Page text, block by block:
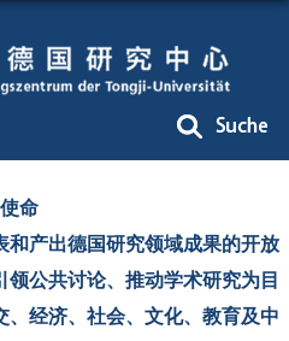
使命
和产出德国研究领域成果的开放
公共讨论、推动学术研究为目
经济、社会、文化、教育及中